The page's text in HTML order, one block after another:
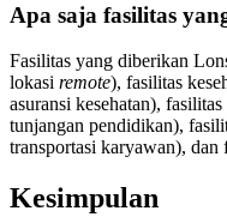
Apa saja fasilitas
Fasilitas yang diberikan
lokasi remote), fasilitas
asuransi kesehatan),
tunjangan pendidikan),
transportasi karyawan), dan
Kesimpulan